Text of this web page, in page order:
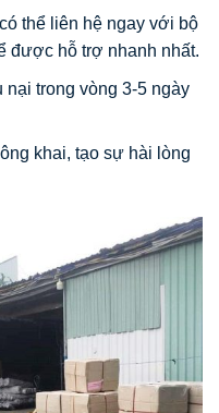
thể liên hệ ngay với bộ
được hỗ trợ nhanh nhất.
nại trong vòng 3-5 ngày
khai, tạo sự hài lòng